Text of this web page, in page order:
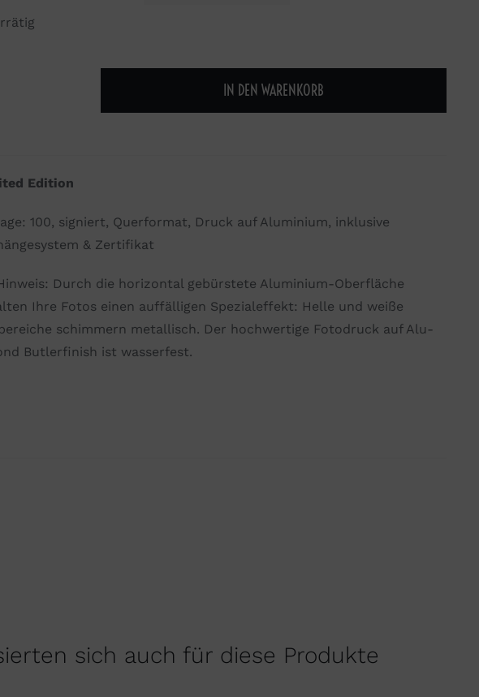
Menge
IN DEN WARENKORB
Edition
100, signiert, Querformat, Druck auf Aluminium, inklusive
& Zertifikat
Durch die horizontal gebürstete Aluminium-Oberfläche
Ihre Fotos einen auffälligen Spezialeffekt: Helle und weiße
schimmern metallisch. Der hochwertige Fotodruck auf Alu-
Butlerfinish ist wasserfest.
sich auch für diese Produkte